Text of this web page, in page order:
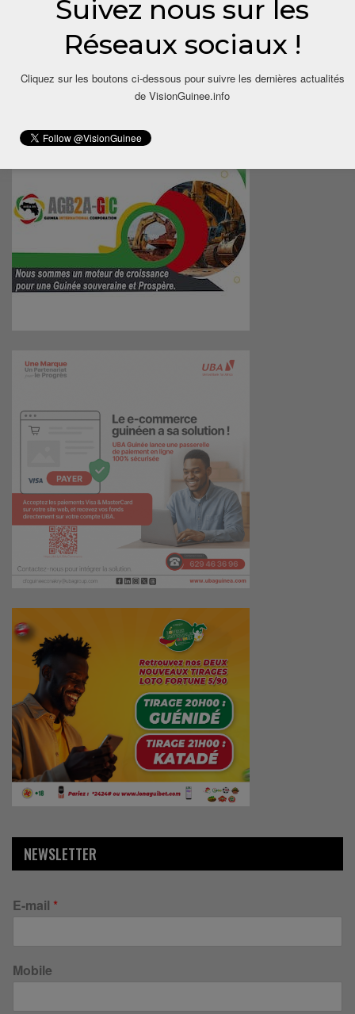
NEWSLETTER
E-mail *
Mobile
Suivez nous sur les
Réseaux sociaux !
Cliquez sur les boutons ci-dessous pour suivre les dernières actualités
de VisionGuinee.info